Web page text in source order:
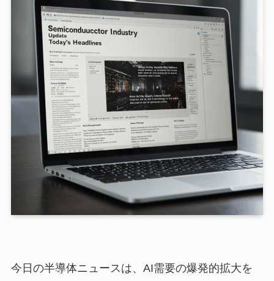
今日の半導体ニュースは、AI需要の爆発的拡大を